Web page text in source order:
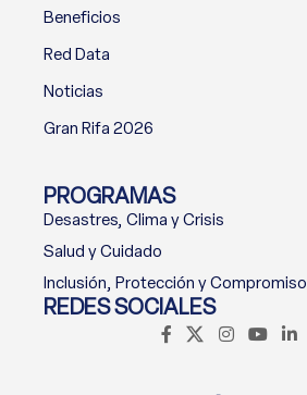
Beneficios
Red Data
Noticias
Gran Rifa 2026
PROGRAMAS
Desastres, Clima y Crisis
Salud y Cuidado
Inclusión, Protección y Compromiso
REDES SOCIALES